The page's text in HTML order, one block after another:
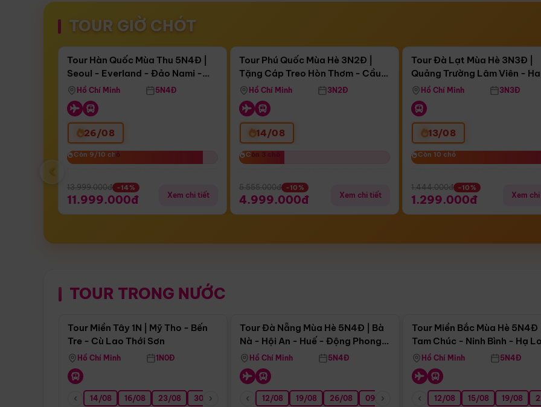
TOUR GIỜ CHÓT
Còn17 ngày 17:13:04
Bay Sun Phuquoc Airways
Điểm nổi bật
Tour Hàn Quốc Mùa Thu 5N4Đ |
Seoul - Everland - Đảo Nami -
Tháp Namsan (Bay Sun Phuquoc
Airways)
Hồ Chí Minh 5N4Đ
26/08
Còn 9/10 chỗ
Còn 9/10 chỗ
13.999.000đ -14%
11.999.000đ Xem chi tiết
Còn05 ngày 17:13:04
Tặng Cáp Treo Hòn Thơm
Tour Phú Quốc Mùa Hè 3N2Đ |
Tặng Cáp Treo Hòn Thơm - Cầu
Hôn - Công Viên Nước Aquatopia
Hồ Chí Minh 3N2Đ
14/08
Còn 3 chỗ
Còn 3 chỗ
5.555.000đ -10%
4.999.000đ Xem chi tiết
Còn04 ngày 17:13:04
Tour Đà Lạt Mùa Hè 3N3Đ |
Quảng Trường Lâm Viên -
Hill - Puppy Farm
Hồ Chí Minh 3N3Đ
13/08
Còn 10 chỗ
Còn 10 chỗ
1.444.000đ -10%
1.299.000đ Xem
‹
TOUR TRONG NƯỚC
Điểm nổi bật
Tour Miền Tây 1N | Mỹ Tho - Bến
Tre - Cù Lao Thới Sơn
Hồ Chí Minh 1N0Đ
14/08 16/08 23/08 30/08 06/09 13/09 20/09 27/09
Tour Đà Nẵng Mùa Hè 5N4Đ | Bà
Nà - Hội An - Huế - Động Phong
NhaHồ Chí Minh 5N4Đ
12/08 19/08 26/08 09/09 16/09 23/09 30/09 07/10
Tour Miền Bắc Mùa Hè 5N4Đ |
Tam Chúc - Ninh Bình - Hạ
Hồ Chí Minh 5N4Đ
12/08 15/08 19/08